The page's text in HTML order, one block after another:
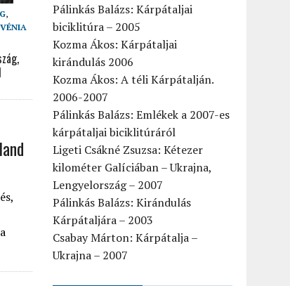
,
Pálinkás Balázs: Kárpátaljai
biciklitúra – 2005
Kozma Ákos: Kárpátaljai
kirándulás 2006
Kozma Ákos: A téli Kárpátalján.
2006-2007
Pálinkás Balázs: Emlékek a 2007-es
kárpátaljai biciklitúráról
Ligeti Csákné Zsuzsa: Kétezer
kilométer Galíciában – Ukrajna,
Lengyelország – 2007
Pálinkás Balázs: Kirándulás
Kárpátaljára – 2003
Csabay Márton: Kárpátalja –
Ukrajna – 2007